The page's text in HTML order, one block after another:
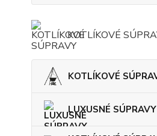
KOTLÍKOVÉ
KOTLÍKOVÉ
LUXUSNÉ SÚPRAVY